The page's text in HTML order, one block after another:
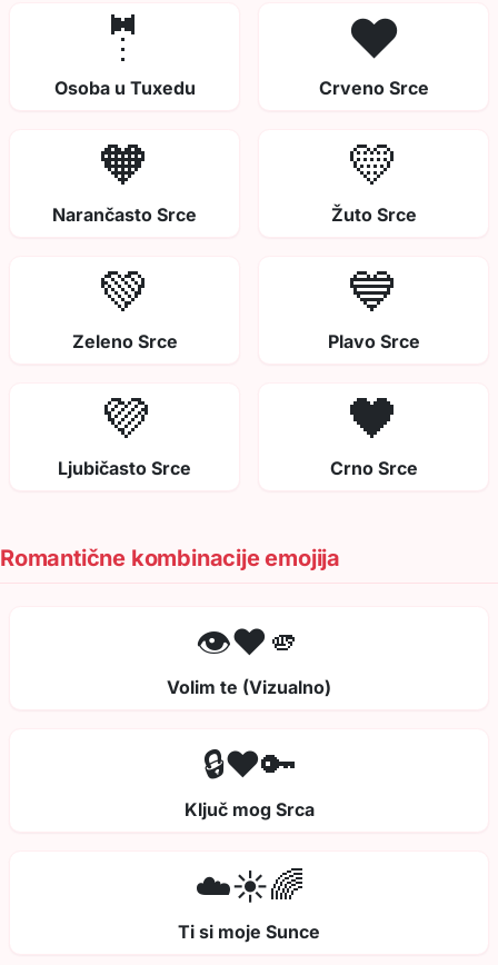
🤵
Osoba u Tuxedu
❤️
Crveno Srce
🧡
Narančasto Srce
💛
Žuto Srce
💚
Zeleno Srce
💙
Plavo Srce
💜
Ljubičasto Srce
🖤
Crno Srce
Romantične kombinacije emojija
👁️❤️🫵
Volim te (Vizualno)
🔒❤️🔑
Ključ mog Srca
☁️☀️🌈
Ti si moje Sunce